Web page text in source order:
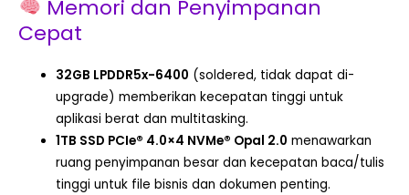
Memori dan Penyimpanan
Cepat
32GB LPDDR5x-6400 (soldered, tidak dapat di-
upgrade) memberikan kecepatan tinggi untuk
aplikasi berat dan multitasking.
1TB SSD PCIe® 4.0×4 NVMe® Opal 2.0 menawarkan
ruang penyimpanan besar dan kecepatan baca/tulis
tinggi untuk file bisnis dan dokumen penting.